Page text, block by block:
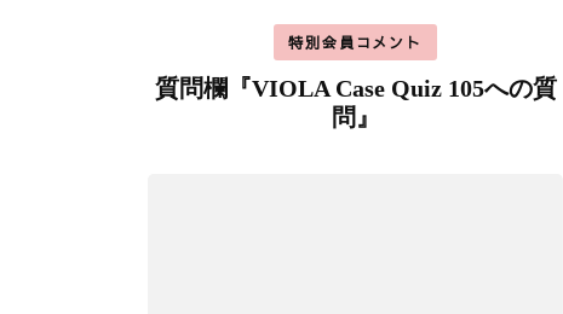
特別会員コメント
質問欄『VIOLA Case Quiz 105への質
問』